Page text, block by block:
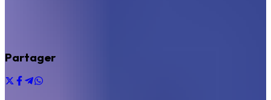
Partager